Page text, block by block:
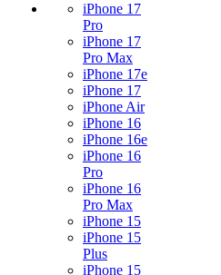
iPhone 17
Pro
iPhone 17
Pro Max
iPhone 17e
iPhone 17
iPhone Air
iPhone 16
iPhone 16e
iPhone 16
Pro
iPhone 16
Pro Max
iPhone 15
iPhone 15
Plus
iPhone 15